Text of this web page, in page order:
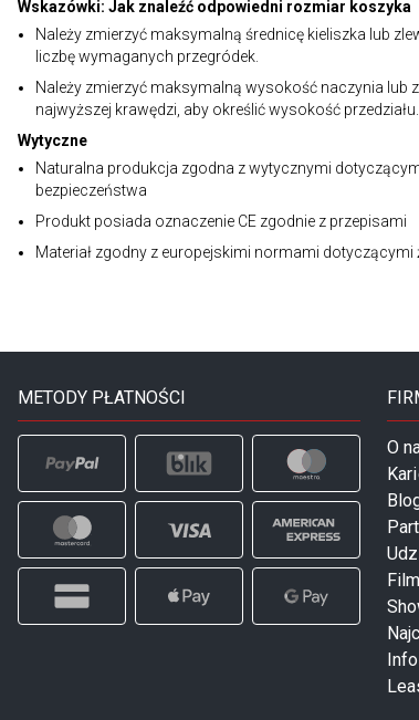
Wskazówki: Jak znaleźć odpowiedni rozmiar koszyka
Należy zmierzyć maksymalną średnicę kieliszka lub
liczbę wymaganych przegródek.
Należy zmierzyć maksymalną wysokość naczynia lub
najwyższej krawędzi, aby określić wysokość przedziału.
Wytyczne
Naturalna produkcja zgodna z wytycznymi
bezpieczeństwa
Produkt posiada oznaczenie CE zgodnie z przepisami
Materiał zgodny z europejskimi normami dotyczącymi
METODY PŁATNOŚCI
O